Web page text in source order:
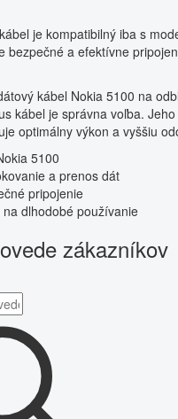
je kompatibilný iba s
bezpečné a efektívne
kábel Nokia 5100 na
kábel je správna voľba.
optimálny výkon a vyššiu
5100
a prenos dát
pripojenie
dlhodobé používanie
zákazníkov